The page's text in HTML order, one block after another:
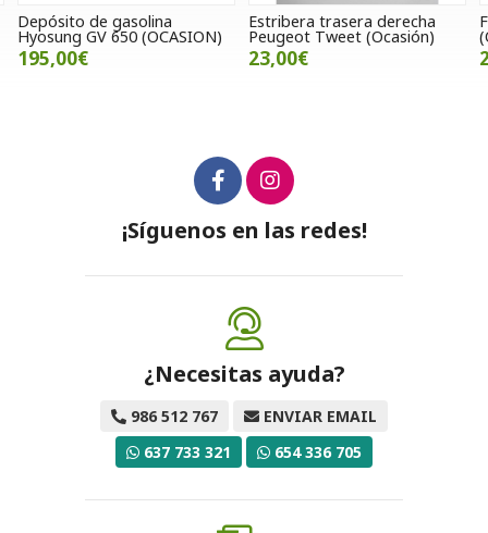
de gasolina
650 (OCASION)
Estribera trasera derecha
Peugeot Tweet (Ocasión)
Faro
(Ocasión)
¡Síguenos en las redes!
¿Necesitas ayuda?
986 512 767
ENVIAR EMAIL
637 733 321
654 336 705